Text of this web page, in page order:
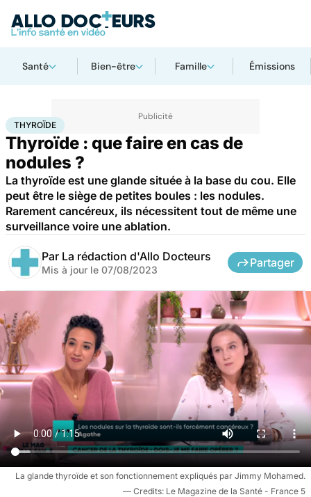
Santé Bien-être Famille Émissions
AccueilSantéMaladies Thyroïde
THYROÏDE
Thyroïde : que faire en cas de
nodules ?
La thyroïde est une glande située à la base du cou. Elle
peut être le siège de petites boules : les nodules.
Rarement cancéreux, ils nécessitent tout de même une
surveillance voire une ablation.
Par La rédaction d'Allo Docteurs
Mis à jour le 07/08/2023
Partager
La glande thyroïde et son fonctionnement expliqués par Jimmy Mohamed.
Le Magazine de la Santé - France 5